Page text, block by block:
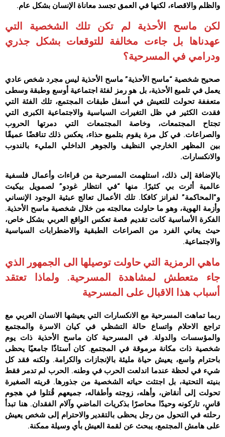
والظلم والاقصاء، لكنها في العمق تجسد معاناة الإنسان بشكل عام.
لكن ماسح الأحذية لم تكن تلك الشخصية التي
عهدناها بل جاءت مخالفة للتوقعات بشكل جذري
ودرامي في المسرحية؟
صحيح شخصية “ماسح الأحذية” ماسح الأحذية ليس مجرد شخص عادي
يعمل في تلميع الأحذية، بل هو رمز لفئة اجتماعية أوسع وطبقة وسطى
متعففة تحولت للتعيش في أسفل طبقات المجتمع، تلك الفئة التي
فقدت الكثير في ظل التغيرات السياسية والاجتماعية الكبرى التي
تجتاح المجتمعات، وخاصة المجتمعات التي دمرتها الحروب
والصراعات. في كل مرة يقوم بتلميع حذاء، يعكس ذلك تناقضًا عميقًا
بين المظهر الخارجي النظيف والجوهر الداخلي المليء بالندوب
والانكسارات.
بالإضافة إلى ذلك، استلهمت المسرحية من قراءات وأعمال فلسفية
عالمية أثرت بي كثيرًا. منها “في انتظار غودو” لصمويل بيكيت
و”المحاكمة” لفرانز كافكا. تلك الأعمال تعالج عبثية الوجود الإنساني
وأزمة الهوية، وهو ما حاولت معالجته من خلال شخصية ماسح الأحذية.
الفكرة الأساسية كانت تقديم قصة تعكس الواقع العربي بشكل خاص،
حيث يعاني الفرد من الصراعات الطبقية والاضطرابات السياسية
والاجتماعية.
ماهي الرمزية التي حاولت توصيلها الى الجمهور الذي
جاء متعطش لمشاهدة المسرحية. ولماذا تعتقد
أسباب هذا الاقبال على المسرحية
ربما تماهت المسرحية مع الانكسارات التي يعيشها الانسان العربي مع
تراجع الاحلام واتساع حالة التشظي في كيان الاسرة والمجتمع
والمؤسسات والدولة. في المسرحية كان ماسح الأحذية ذات يوم
شخصية ذات مكانة مرموقة في المجتمع. كان أستاذًا جامعيًا يحظى
باحترام واسع، يعيش حياة مليئة بالإنجازات والكرامة. ولكنه فقد كل
شيء في لحظة عندما اندلعت الحرب في وطنه. الحرب لم تدمر فقط
بنيته التحتية، بل اجتثت حياته الشخصية من جذورها. قريته الصغيرة
تحولت إلى أنقاض، وأهله، زوجته وأطفاله، جميعهم قُتلوا في هجوم
قاسٍ، تاركونه وحيدًا محاصرًا بذكريات الماضي وآلام الفقدان. هنا تبدأ
رحلته في التحول من رجل يحظى بالتقدير والاحترام إلى شخص يعيش
على هامش المجتمع، يبحث عن لقمة العيش بأي وسيلة ممكنة.